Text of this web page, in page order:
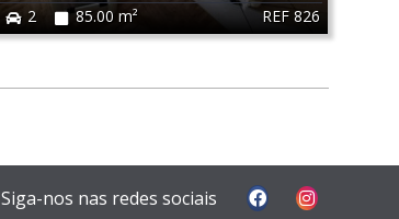
REF 826
2 85.00 m²
Siga-nos nas redes sociais